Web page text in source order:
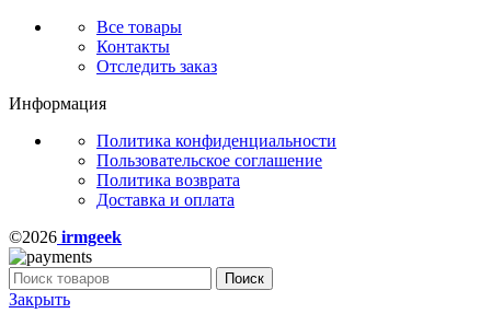
Все товары
Контакты
Отследить заказ
Информация
Политика конфиденциальности
Пользовательское соглашение
Политика возврата
Доставка и оплата
©2026 irmgeek
Поиск
Закрыть